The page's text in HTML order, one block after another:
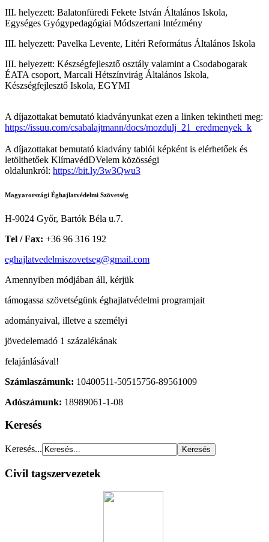
III. helyezett: Balatonfüredi Fekete István Általános Iskola,
Egységes Gyógypedagógiai Módszertani Intézmény
III. helyezett: Pavelka Levente, Litéri Református Általános Iskola
III. helyezett: Készségfejlesztő osztály valamint a Csodabogarak
ÉATA csoport, Marcali Hétszínvirág Általános Iskola,
Készségfejlesztő Iskola, EGYMI
A díjazottakat bemutató kiadványunkat ezen a linken tekintheti meg:
https://issuu.com/csabalajtmann/docs/mozdulj_21_eredmenyek_k
A díjazottakat bemutató kiadvány tablói képként is elérhetőek és
letölthetőek KlímavédDVelem közösségi
oldalunkról: https://bit.ly/3w3Qwu3
Magyarországi Éghajlatvédelmi Szövetség
H-9024 Győr, Bartók Béla u.7.
Tel / Fax: +36 96 316 192
eghajlatvedelmiszovetseg@gmail.com
Amennyiben módjában áll, kérjük
támogassa szövetségünk éghajlatvédelmi programjait
adományaival, illetve a személyi
jövedelemadó 1 százalékának
felajánlásával!
Számlaszámunk: 10400511-50515756-89561009
Adószámunk: 18989061-1-08
Keresés
Keresés...
Civil tagszervezetek